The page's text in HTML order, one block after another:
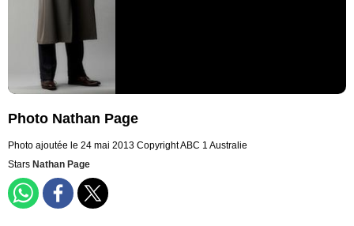
Photo Nathan Page
Photo ajoutée le 24 mai 2013 Copyright ABC 1 Australie
Stars Nathan Page